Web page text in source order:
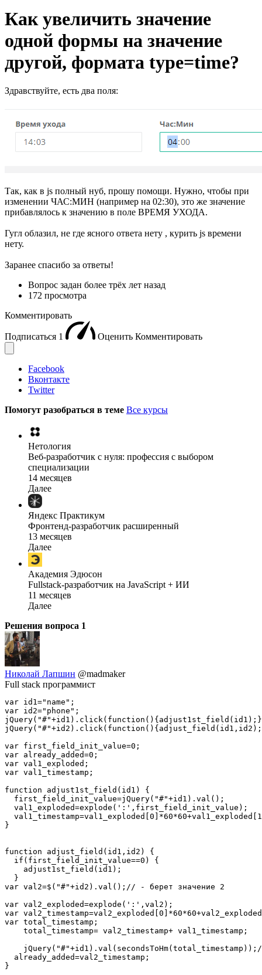
Как увеличить значение
одной формы на значение
другой, формата type=time?
Здравствуйте, есть два поля:
Так, как в js полный нуб, прошу помощи. Нужно, чтобы при
изменении ЧАС:МИН (например на 02:30), это же значение
прибавлялось к значению в поле ВРЕМЯ УХОДА.
Гугл облазил, не где ясного ответа нету , курить js времени
нету.
Заранее спасибо за ответы!
Вопрос задан более трёх лет назад
172 просмотра
Комментировать
Подписаться 1 Оценить Комментировать
Facebook
Вконтакте
Twitter
Помогут разобраться в теме Все курсы
Нетология
Веб-разработчик с нуля: профессия с выбором
специализации
14 месяцев
Далее
Яндекс Практикум
Фронтенд-разработчик расширенный
13 месяцев
Далее
Академия Эдюсон
Fullstack-разработчик на JavaScript + ИИ
11 месяцев
Далее
Решения вопроса 1
Николай Лапшин @madmaker
Full stack программист
var id1="name";
var id2="phone";
var first_field_init_value=0;
var already_added=0;
var val1_exploded;
var val1_timestamp;
function adjust1st_field(id1) {
  first_field_init_value=jQuery("#"+id1).val();
  val1_exploded=explode(':',first_field_init_value);
}
function adjust_field(id1,id2) {
  if(first_field_init_value==0) {
    adjust1st_field(id1);
  }
var val2=$("#"+id2).val();// - берет значение 2
var val2_exploded=explode(':',val2);
var
var total_timestamp;
    total_timestamp= val2_timestamp+ val1_timestamp;
  already_added=val2_timestamp;
}